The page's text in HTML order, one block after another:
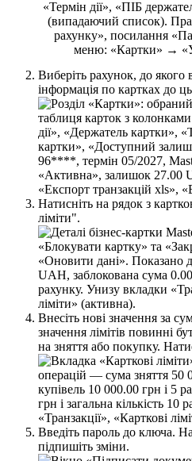
Виберіть рахунок, до якого
інформація по картках до ць
Натисніть на рядок з картко
ліміти".
Внесіть нові значення за су
значення лімітів повинні бу
на зняття або покупку. Нати
Введіть пароль до ключа. На
підпишіть зміни.